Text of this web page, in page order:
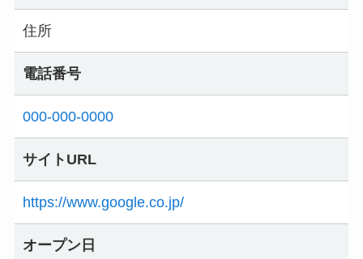
住所
電話番号
000-000-0000
サイトURL
https://www.google.co.jp/
オープン日